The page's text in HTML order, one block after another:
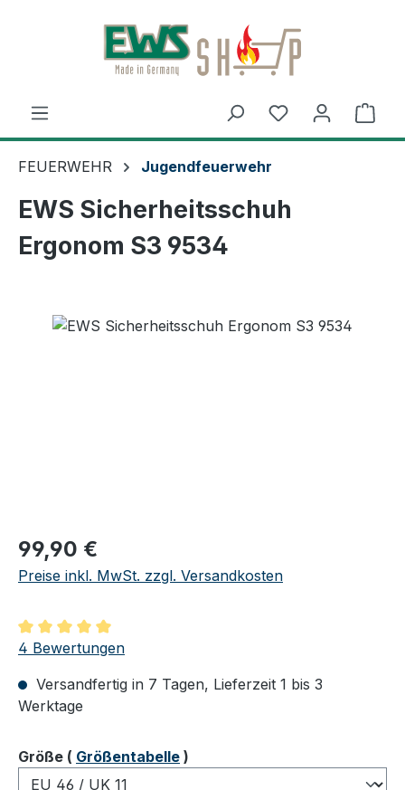
Zum Hauptinhalt springen
FEUERWEHR Jugendfeuerwehr
EWS Sicherheitsschuh
Ergonom S3 9534
Regulärer Preis:
99,90 €
Preise inkl. MwSt. zzgl. Versandkosten
Durchschnittliche Bewertung von 5 von 5 Sternen
4 Bewertungen
Versandfertig in 7 Tagen, Lieferzeit 1 bis 3
Werktage
Größeauswählen
( Größentabelle )